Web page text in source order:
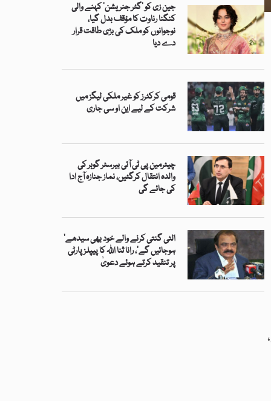
جین زی کو ’گٹر جنریشن‘ کہنے والی
کنگنا رناوت کا مؤقف بدل گیا،
نوجوانوں کو ملک کی بڑی طاقت قرار
دے دیا
قومی کرکٹرز کو غیر ملکی لیگز میں
شرکت کے لیے این او سی جاری
چیئرمین پی ٹی آئی بیرسٹر گوہر کی
والدہ انتقال کرگئیں، نماز جنازہ آج ادا
کی جائے گی
’الٹی گنتی کرنے والے خود بھی سیدھے
ہوجائیں گے‘، رانا ثنا اللہ کا پیپلز پارٹی
پر تنقید کرتے ہوئے دعویٰ